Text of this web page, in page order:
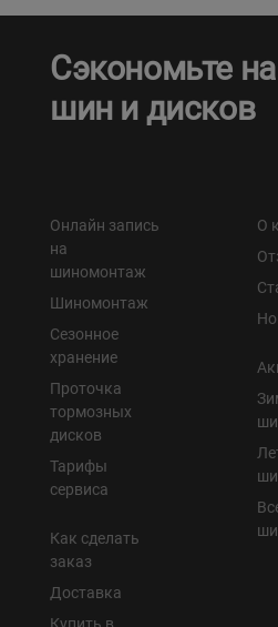
Сэкономьте
шин и дисков
Онлайн запись
на
шиномонтаж
Шиномонтаж
Сезонное
хранение
Проточка
тормозных
дисков
Тарифы
сервиса
Как сделать
заказ
Доставка
О